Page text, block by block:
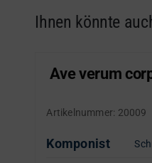
Ihnen könnte
Ave verum
Artikelnummer: 20009
Komponist